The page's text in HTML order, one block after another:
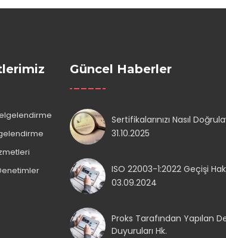
Güncel Haberler
Sertifikalarınızı Nasıl
31.10.2025
ISO 22003-1:2022 Geçişi
03.09.2024
Proks Tarafından Yapılan
Duyuruları Hk.